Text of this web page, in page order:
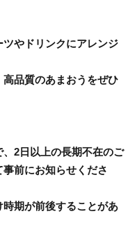
やドリンクにアレンジ
品質のあまおうをぜひ
、2日以上の長期不在のご
前にお知らせくださ
時期が前後することがあ